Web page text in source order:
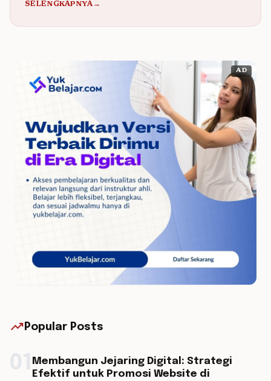
SELENGKAPNYA→
AD
trending_up Popular Posts
Membangun Jejaring Digital: Strategi
Efektif untuk Promosi Website di